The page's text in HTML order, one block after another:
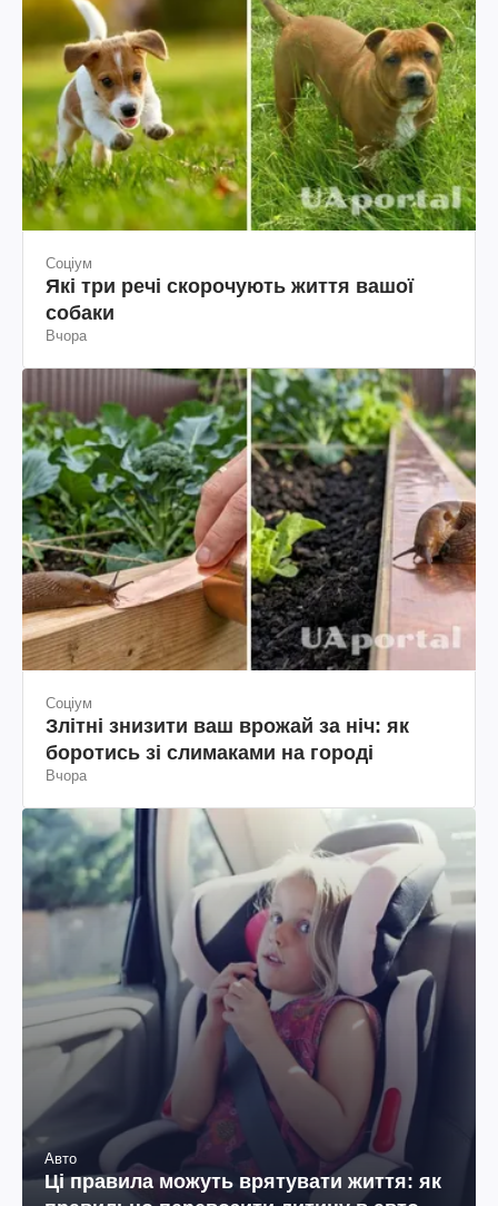
Соціум
Які три речі скорочують життя вашої
собаки
Вчора
Соціум
Злітні знизити ваш врожай за ніч: як
боротись зі слимаками на городі
Вчора
Авто
Ці правила можуть врятувати життя: як